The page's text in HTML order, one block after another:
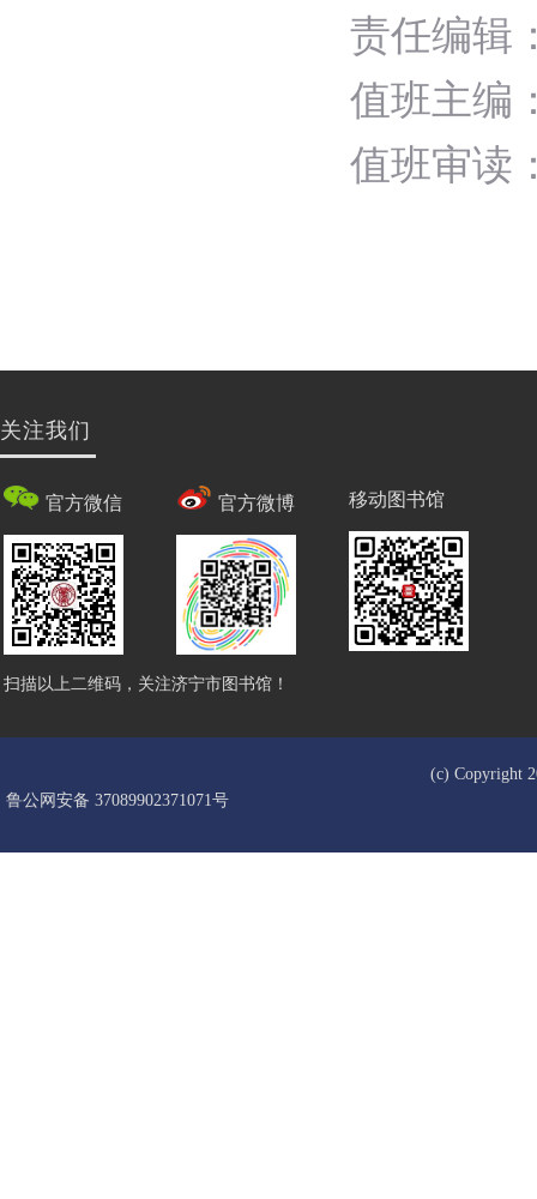
责任编辑
值班主编
值班审读
关注我们
官方微信 官方微博 移动图书馆
扫描以上二维码，关注济宁市图书馆！
(c) Copyright
鲁公网安备 37089902371071号